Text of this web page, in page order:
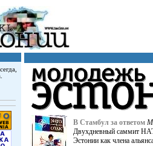
В Стамбул за ответом
Двухдневный саммит
Эстонии как члена